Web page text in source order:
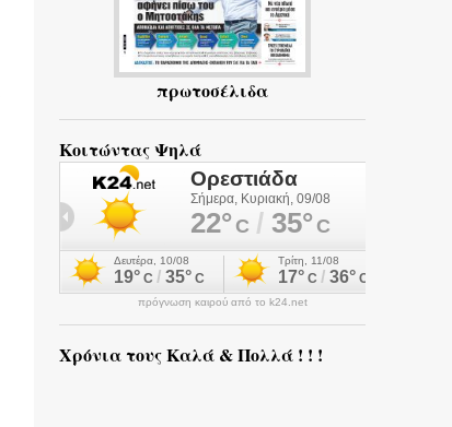
πρωτοσέλιδα
Κοιτώντας Ψηλά
πρόγνωση καιρού από το k24.net
Χρόνια τους Καλά & Πολλά ! ! !